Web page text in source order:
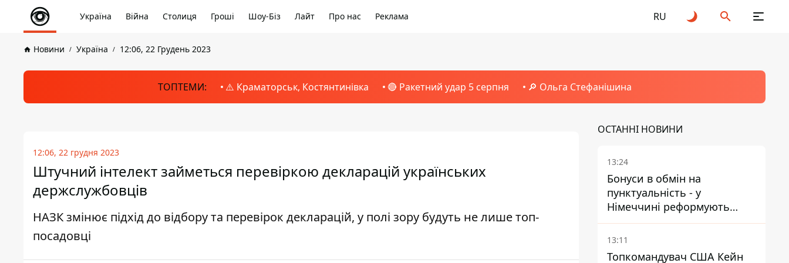
Україна Війна Столиця Гроші Шоу-Біз Лайт Про нас Реклама RU
Новини Україна 12:06, 22 Грудень 2023
ТОПТЕМИ: ⚠️ Краматорськ, Костянтинівка 🔴 Ракетний удар 5 серпня 🔎 Ольга Стефанішина
12:06, 22 грудня 2023
Штучний інтелект займеться перевіркою декларацій українських
держслужбовців
НАЗК змінює підхід до відбору та перевірок декларацій, у полі зору будуть не лише топ-
посадовці
ОСТАННІ НОВИНИ
13:24
Бонуси в обмін на
пунктуальність - у
Німеччині реформують
преміювання керівництва
Deutsche Bahn
13:11
Топкомандувач США Кейн